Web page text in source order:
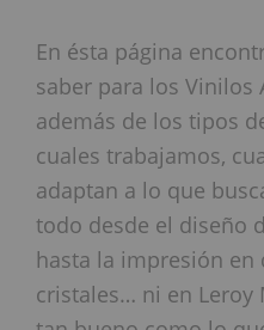
En ésta página
saber para los Vinilos
además de los tipos
cuales trabajamos,
adaptan a lo que
todo desde el diseño
hasta la impresión en
cristales… ni en Leroy